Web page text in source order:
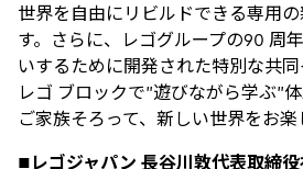
世界を自由にリビルドできる専用
す。さらに、レゴグループの90 周
いするために開発された特別な共
レゴ ブロックで”遊びながら学ぶ”体
ご家族そろって、新しい世界をお楽
■レゴジャパン 長谷川敦代表取締